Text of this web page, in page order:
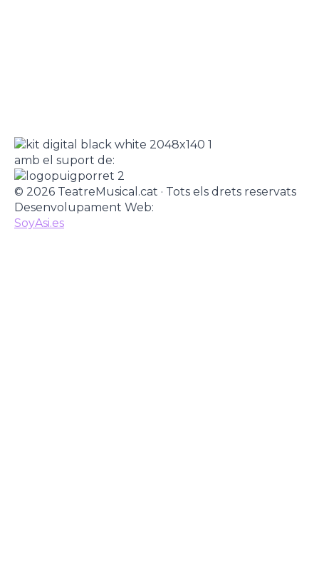
amb el suport de:
© 2026 TeatreMusical.cat · Tots els drets reservats
Desenvolupament Web:
SoyAsi.es